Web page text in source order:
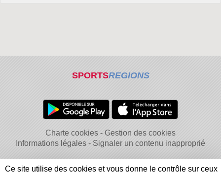
SPORTSREGIONS
Charte cookies
Gestion des cookies
Informations légales
Signaler un contenu inapproprié
Ce site utilise des cookies et vous donne le contrôle sur ceux